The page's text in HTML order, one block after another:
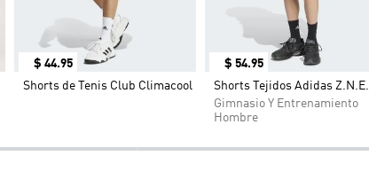
$ 44.95
Shorts de Tenis Club Climacool
$ 54.95
Shorts Tejidos Adidas Z.N.E.
Gimnasio Y Entrenamiento
Hombre